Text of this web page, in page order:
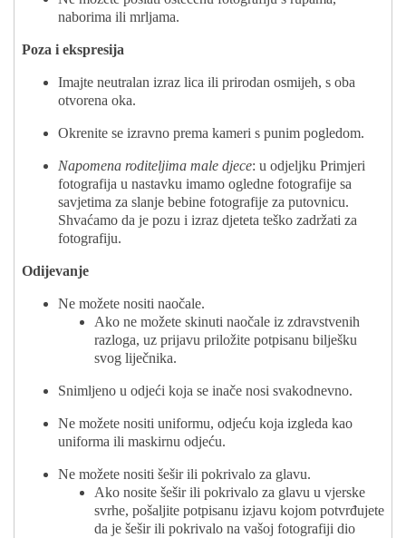
naborima ili mrljama.
Poza i ekspresija
Imajte neutralan izraz lica ili prirodan osmijeh, s oba
otvorena oka.
Okrenite se izravno prema kameri s punim pogledom.
Napomena roditeljima male djece: u odjeljku Primjeri
fotografija u nastavku imamo ogledne fotografije sa
savjetima za slanje bebine fotografije za putovnicu.
Shvaćamo da je pozu i izraz djeteta teško zadržati za
fotografiju.
Odijevanje
Ne možete nositi naočale.
Ako ne možete skinuti naočale iz zdravstvenih
razloga, uz prijavu priložite potpisanu bilješku
svog liječnika.
Snimljeno u odjeći koja se inače nosi svakodnevno.
Ne možete nositi uniformu, odjeću koja izgleda kao
uniforma ili maskirnu odjeću.
Ne možete nositi šešir ili pokrivalo za glavu.
Ako nosite šešir ili pokrivalo za glavu u vjerske
svrhe, pošaljite potpisanu izjavu kojom potvrđujete
da je šešir ili pokrivalo na vašoj fotografiji dio